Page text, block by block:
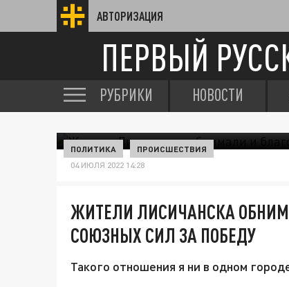
АВТОРИЗАЦИЯ
ПЕРВЫЙ
РУБРИКИ НОВОСТИ
ПОЛИТИКА ПРОИСШЕСТВИЯ
04 ИЮЛЯ 2022 14:28
ЖИТЕЛИ ЛИСИЧАНСКА
СОЮЗНЫХ СИЛ ЗА ПОБЕДУ
Такого отношения я ни в одном